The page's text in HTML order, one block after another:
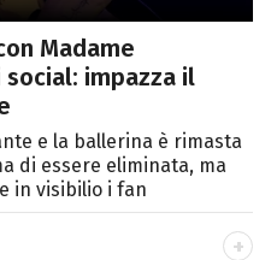
Madame
impazza il
e la ballerina è rimasta
di essere eliminata, ma
in visibilio i fan